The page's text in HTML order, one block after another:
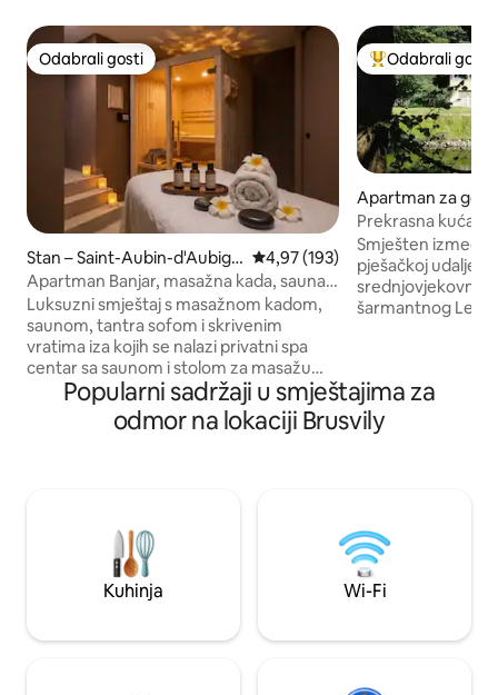
Odabrali gosti
Odabrali gosti
Stan – Saint-Aubin-d'Aubign
é
Prosječna ocjena: 4,97/5,
4,97 (193)
Apartman Banjar, masažna kada, sauna i
tajna soba
Luksuzni smještaj s masažnom kadom,
saunom, tantra sofom i skrivenim
vratima iza kojih se nalazi privatni spa
centar sa saunom i stolom za masažu
Priuštite si opuštajući odmor u ovom
veličanstvenom smještaju za dvoje,
površine 66 m², inspiriranom Balijem.
nebom na stropu • Tajna soba sa stolom
za masažu i saunom • Dnevni boravak s
parnim kaminom i pametnim
televizorom • Kupaonica s dvostrukom
Među najviše
Odabrali gosti
Apartman za
y
Prekrasna kuća
luke Dinan
Smješten između rijeke i
pješačkoj
srednjovjekovnog
šarmantnog
čarobnom kutku
ljubitelj prirode,
može pronaći na
nezaboravnim.
Popularni sadržaji u smještajima za
odmor na lokaciji Brusvily
Kuhinja Wi-Fi